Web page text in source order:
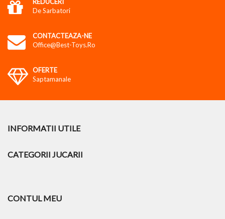
De Sarbatori
CONTACTEAZA-NE
Office@best-Toys.ro
OFERTE
Saptamanale
INFORMATII UTILE
CATEGORII JUCARII
CONTUL MEU